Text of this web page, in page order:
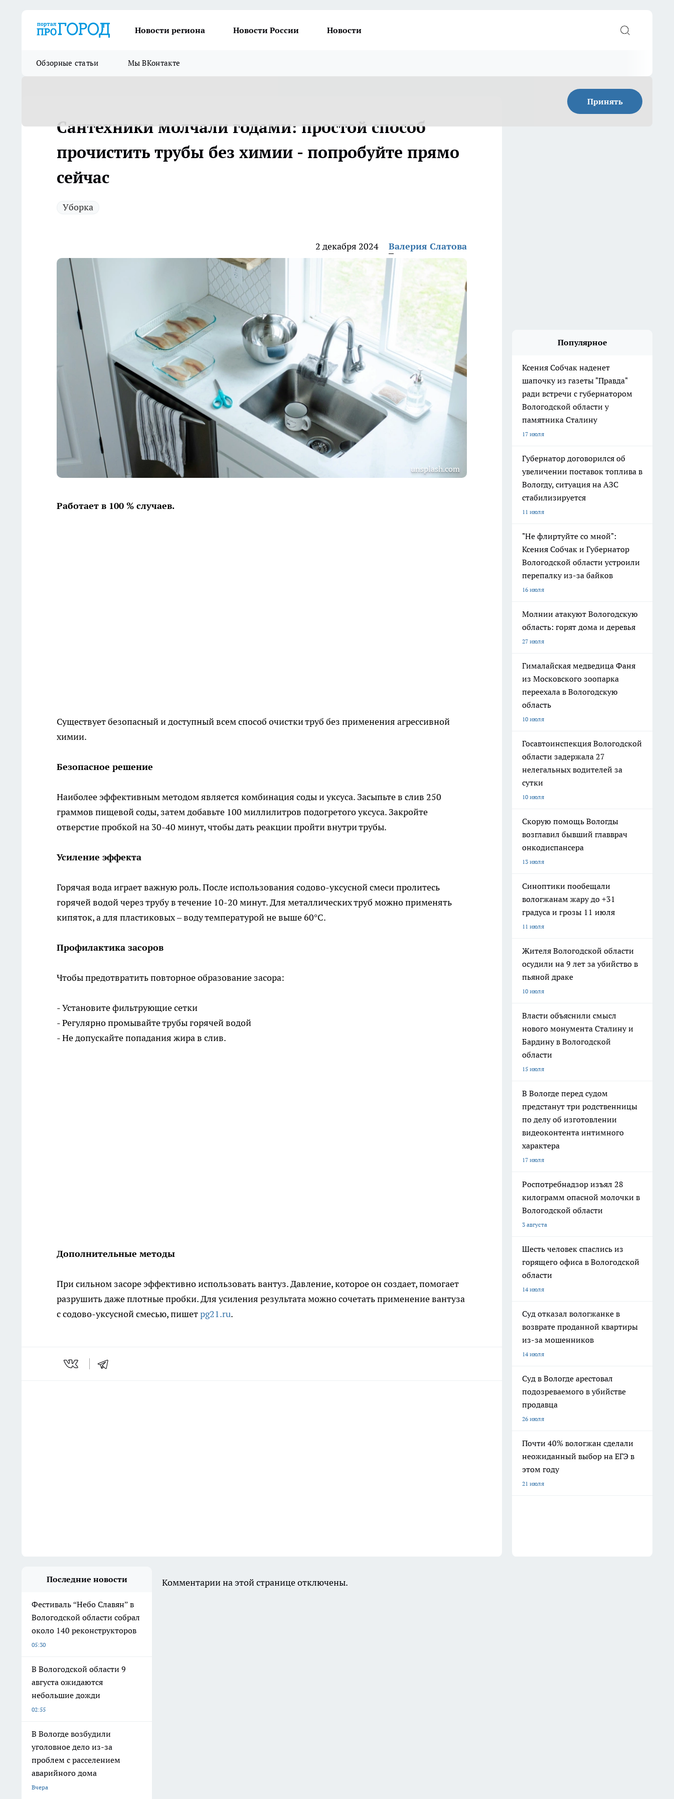
Новости региона Новости России Новости
Обзорные статьи Мы ВКонтакте
Принять
Сантехники молчали годами: простой способ
прочистить трубы без химии - попробуйте прямо
сейчас
Уборка
2 декабря 2024 Валерия Слатова
unsplash.com
Работает в 100 % случаев.
Существует безопасный и доступный всем способ очистки труб без применения агрессивной
химии.
Безопасное решение
Наиболее эффективным методом является комбинация соды и уксуса. Засыпьте в слив 250
граммов пищевой соды, затем добавьте 100 миллилитров подогретого уксуса. Закройте
отверстие пробкой на 30-40 минут, чтобы дать реакции пройти внутри трубы.
Усиление эффекта
Горячая вода играет важную роль. После использования содово-уксусной смеси пролитесь
горячей водой через трубу в течение 10-20 минут. Для металлических труб можно применять
кипяток, а для пластиковых – воду температурой не выше 60°C.
Профилактика засоров
Чтобы предотвратить повторное образование засора:
- Установите фильтрующие сетки
- Регулярно промывайте трубы горячей водой
- Не допускайте попадания жира в слив.
Дополнительные методы
При сильном засоре эффективно использовать вантуз. Давление, которое он создает, помогает
разрушить даже плотные пробки. Для усиления результата можно сочетать применение вантуза
с содово-уксусной смесью, пишетpg21.ru.
Популярное
Ксения Собчак наденет
шапочку из газеты "Правда"
ради встречи с губернатором
Вологодской области у
памятника Сталину
17 июля
Губернатор договорился об
увеличении поставок топлива в
Вологду, ситуация на АЗС
стабилизируется
11 июля
"Не флиртуйте со мной":
Ксения Собчак и Губернатор
Вологодской области устроили
перепалку из-за байков
16 июля
Молнии атакуют Вологодскую
область: горят дома и деревья
27 июля
Гималайская медведица Фаня
из Московского зоопарка
переехала в Вологодскую
область
10 июля
Госавтоинспекция Вологодской
области задержала 27
нелегальных водителей за
сутки
10 июля
Скорую помощь Вологды
возглавил бывший главврач
онкодиспансера
13 июля
Синоптики пообещали
вологжанам жару до +31
градуса и грозы 11 июля
11 июля
Жителя Вологодской области
осудили на 9 лет за убийство в
пьяной драке
10 июля
Власти объяснили смысл
нового монумента Сталину и
Бардину в Вологодской
области
15 июля
В Вологде перед судом
предстанут три родственницы
по делу об изготовлении
видеоконтента интимного
характера
17 июля
Роспотребнадзор изъял 28
килограмм опасной молочки в
Вологодской области
3 августа
Шесть человек спаслись из
горящего офиса в Вологодской
области
14 июля
Суд отказал вологжанке в
возврате проданной квартиры
из-за мошенников
14 июля
Суд в Вологде арестовал
подозреваемого в убийстве
продавца
26 июля
Почти 40% вологжан сделали
неожиданный выбор на ЕГЭ в
этом году
21 июля
Последние новости
Фестиваль “Небо Славян” в
Вологодской области собрал
около 140 реконструкторов
05:30
В Вологодской области 9
августа ожидаются
небольшие дожди
02:55
В Вологде возбудили
уголовное дело из-за
проблем с расселением
аварийного дома
Вчера
Комментарии на этой странице отключены.